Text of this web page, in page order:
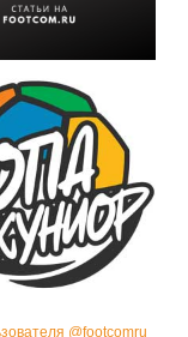
@footcomru